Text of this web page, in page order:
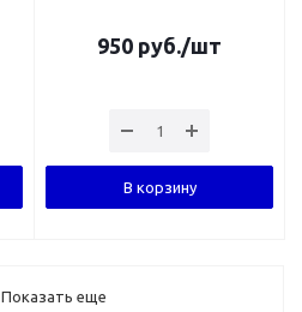
950 руб./шт
В корзину
Показать еще